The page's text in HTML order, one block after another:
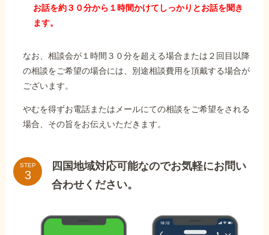
お話を約３０分から１時間かけてしっかりとお話を聞き
ます。
なお、相談会が１時間３０分を超える場合または２回目以降
の相談をご希望の場合には、別途相談費用を頂戴する場合が
ございます。
やむを得ずお電話またはメールにての相談をご希望をされる
場合、その旨をお伝えいただきます。
STEP
四国地域対応可能なのでお気軽にお問い
合わせください。